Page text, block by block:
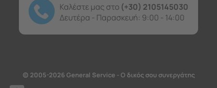
Καλέστε μας στο (+30) 2105145030
Δευτέρα - Παρασκευή: 9:00 - 14:00
© 2005-2026 General Service - Ο δικός σου συνεργάτης